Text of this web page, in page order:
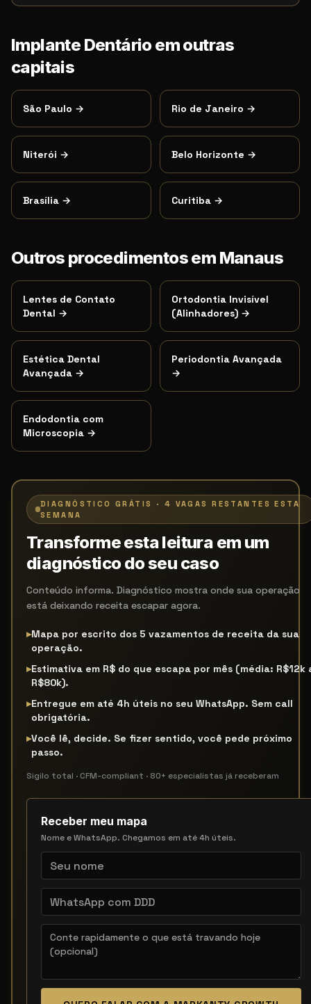
Implante Dentárioem outras
capitais
São Paulo → Rio de Janeiro →
Niterói → Belo Horizonte →
Brasília → Curitiba →
Outros procedimentos em Manaus
Lentes de Contato
Dental →
Ortodontia Invisível
(Alinhadores) →
Estética Dental
Avançada →
Periodontia Avançada
→
Endodontia com
Microscopia →
DIAGNÓSTICO GRÁTIS · 4 VAGAS RESTANTES ESTA
SEMANA
Transforme esta leitura em um
diagnóstico do seu caso
Conteúdo informa. Diagnóstico mostra onde sua operação
está deixando receita escapar agora.
▸Mapa por escrito dos 5 vazamentos de receita da sua
operação.
▸Estimativa em R$ do que escapa por mês (média: R$12k
R$80k).
▸Entregue em até 4h úteis no seu WhatsApp. Sem call
obrigatória.
▸Você lê, decide. Se fizer sentido, você pede próximo
passo.
Sigilo total · CFM-compliant · 80+ especialistas já receberam
Receber meu mapa
Nome e WhatsApp. Chegamos em até 4h úteis.